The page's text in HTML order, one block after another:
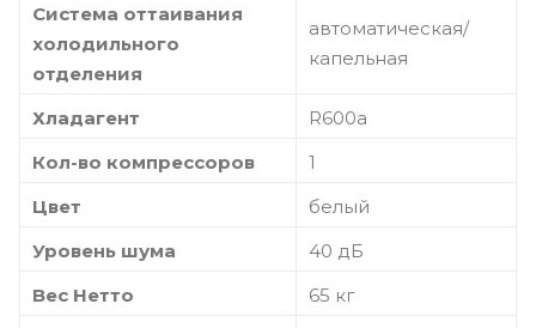
Система оттаивания
холодильного
отделения
автоматическая/
капельная
Хладагент
R600a
Кол-во компрессоров
1
Цвет
белый
Уровень шума
40 дБ
Вес Нетто
65 кг